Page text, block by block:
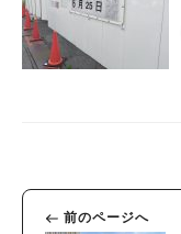
前のページへ